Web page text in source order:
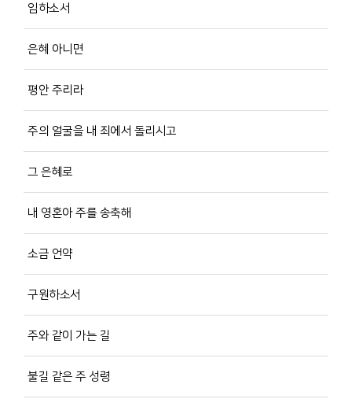
임하소서
은혜 아니면
평안 주리라
주의 얼굴을 내 죄에서 돌리시고
그 은혜로
내 영혼아 주를 송축해
소금 언약
구원하소서
주와 같이 가는 길
불길 같은 주 성령